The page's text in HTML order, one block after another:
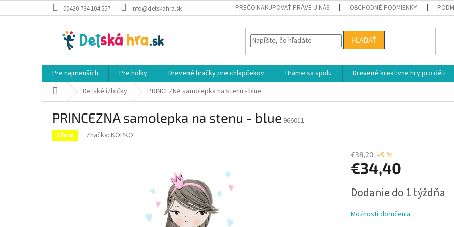
na
00420 734 104 557 info@detskahra.sk PREČO NAKUPOVAŤ PRÁVE U NÁS OBCHODNÉ PODMIENKY
HĽADAŤ
Pre najmenších Pre holky Drevené hračky pre chlapčekov Hráme sa spolu Drevené kreativne hry pro děti
DomovDetské izbičky PRINCEZNA samolepka na stenu - blue
PRINCEZNA samolepka na stenu - blue 966011
Zľava Značka: KOPKO
€38,20 –9 %
€34,40
cena:
Dodanie do 1 týždňa
Možnosti doručenia